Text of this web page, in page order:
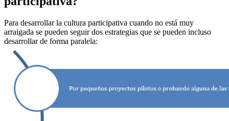
Para desarrollar la cultura participativa cuando no está muy
arraigada se pueden seguir dos estrategias que se pueden incluso
desarrollar de forma paralela: